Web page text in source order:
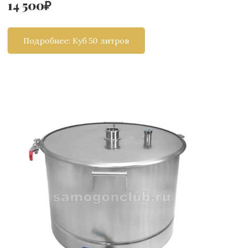
14 500₽
Подробнее: Куб 50 литров